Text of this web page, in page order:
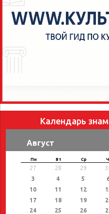
Календарь
Август
Пн Вт Ср
27 28 29
3
4 5
10
11 12
17
18 19
24
25 26